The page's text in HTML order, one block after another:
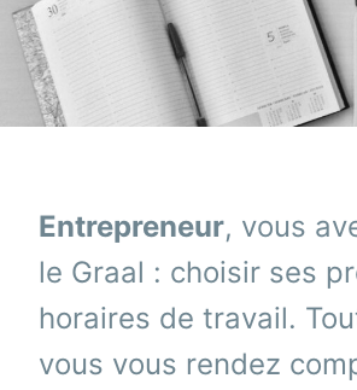
Entrepreneur, vous
le Graal : choisir ses
horaires de travail.
vous vous rendez